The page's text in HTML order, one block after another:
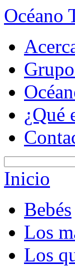
Océano
¿Qué
Inicio
Bebés
Los
Los